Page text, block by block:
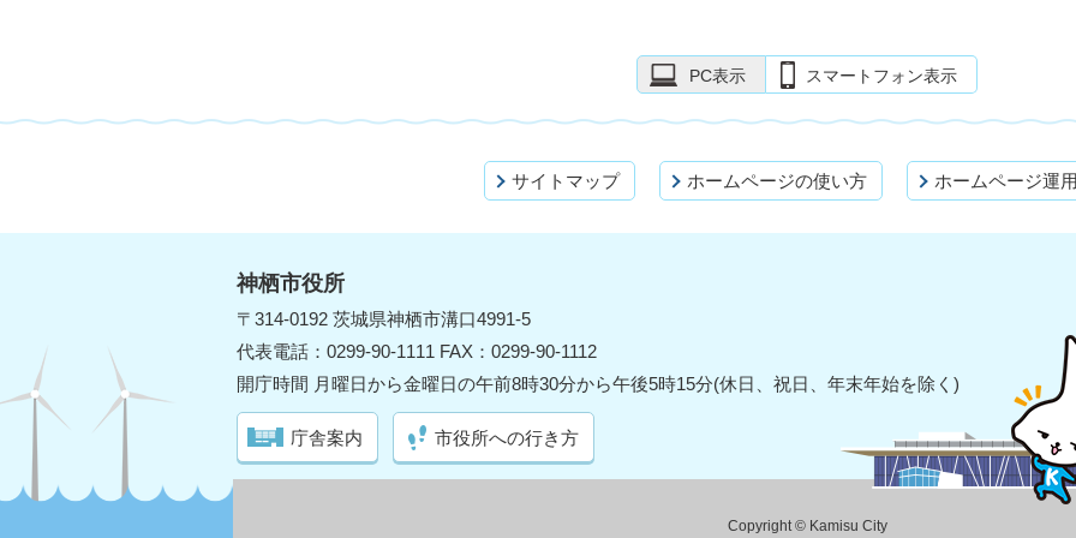
PC表示 スマートフォン表示
サイトマップ ホームページの使い方 ホームページ運
神栖市役所
〒314-0192 茨城県神栖市溝口4991-5
代表電話：0299-90-1111 FAX：0299-90-1112
開庁時間 月曜日から金曜日の午前8時30分から午後5時15分(休日、祝日、年末年始を除く)
庁舎案内 市役所への行き方
Copyright © Kamisu City